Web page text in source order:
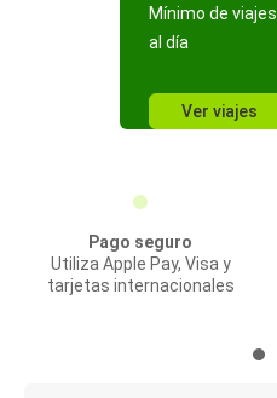
Mínimo de viajes
al día
Ver viajes
Pago seguro
Utiliza Apple Pay, Visa y
tarjetas internacionales